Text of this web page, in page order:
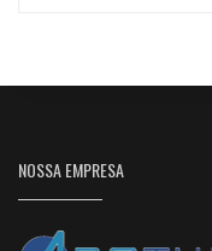
NOSSA EMPRESA